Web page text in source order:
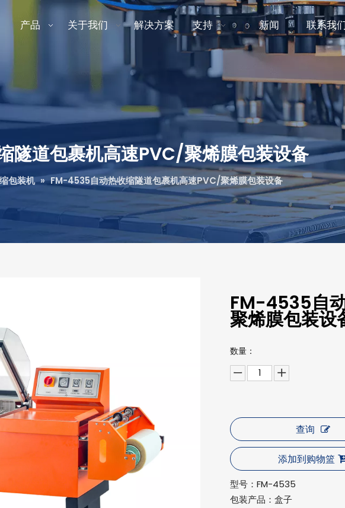
产品 关于我们 解决方案 支持 新闻 联系我
隧道包裹机高速PVC/聚烯膜包装设备
包装机 » FM-4535自动热收缩隧道包裹机高速PVC/聚烯膜包装设备
FM-4535自
聚烯膜包装设
数量：
查询
添加到购物篮
型号： FM-4535
包装产品： 盒子